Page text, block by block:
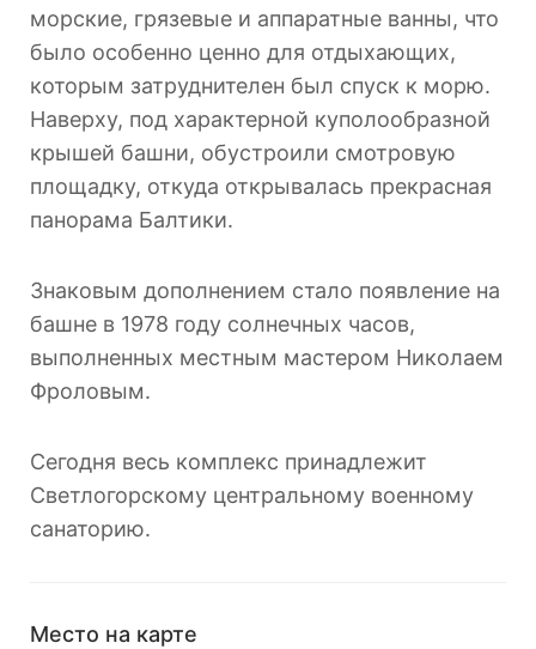
морские, грязевые и аппаратные ванны, что
было особенно ценно для отдыхающих,
которым затруднителен был спуск к морю.
Наверху, под характерной куполообразной
крышей башни, обустроили смотровую
площадку, откуда открывалась прекрасная
панорама Балтики.
Знаковым дополнением стало появление на
башне в 1978 году солнечных часов,
выполненных местным мастером Николаем
Фроловым.
Сегодня весь комплекс принадлежит
Светлогорскому центральному военному
санаторию.
Место на карте